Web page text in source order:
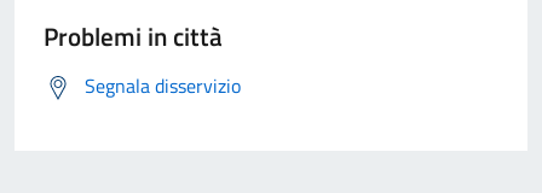
Problemi in città
Segnala disservizio